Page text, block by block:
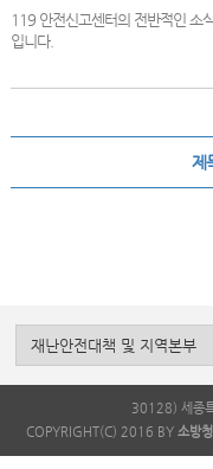
119 안전신고센터의 전반적인 소
입니다.
제
30128) 세종
COPYRIGHT(C) 2016 BY 소방청.